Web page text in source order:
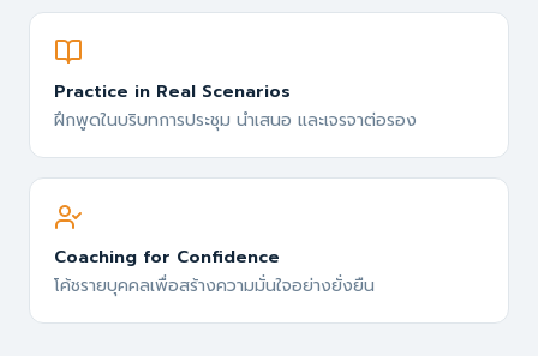
Practice in Real Scenarios
ฝึกพูดในบริบทการประชุม นำเสนอ และเจรจาต่อรอง
Coaching for Confidence
โค้ชรายบุคคลเพื่อสร้างความมั่นใจอย่างยั่งยืน